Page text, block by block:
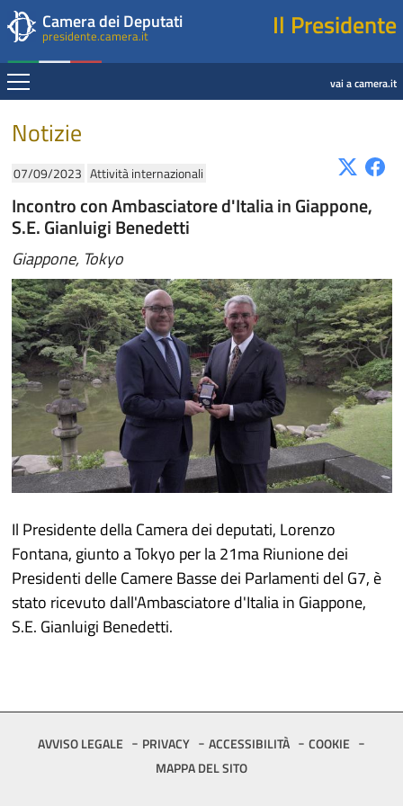
Presidente della Camera dei Deputati
Salta al contenuto principale
Salta al menu di navigazione
Camera dei Deputati
presidente.camera.it Il Presidente
Espandi vai a camera.it
Contenuto
Notizie
07/09/2023 Attività internazionali
Incontro con Ambasciatore d'Italia in Giappone,
S.E. Gianluigi Benedetti
Giappone, Tokyo
Il Presidente della Camera dei deputati, Lorenzo
Fontana, giunto a Tokyo per la 21ma Riunione dei
Presidenti delle Camere Basse dei Parlamenti del G7, è
stato ricevuto dall'Ambasciatore d'Italia in Giappone,
S.E. Gianluigi Benedetti.
Fine contenuto
Navigazione pagine di servizio
FooterAVVISO LEGALE PRIVACY ACCESSIBILITÀ
COOKIE
MAPPA DEL SITO
Fine pagina
Salta al contenuto principale
Salta al menu di navigazione
Vai a inizio pagina